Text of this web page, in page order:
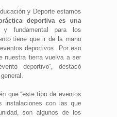
y Deporte estamos
deportiva es una
fundamental para los
tiene que ir de la mano
deportivos. Por eso
nuestra tierra vuelva a ser
deportivo”, destacó
que “este tipo de eventos
instalaciones con las que
son algunos de los